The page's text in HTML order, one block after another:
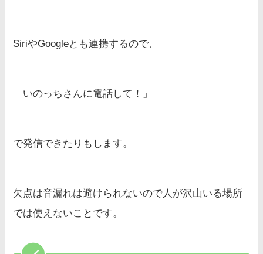
SiriやGoogleとも連携するので、
「いのっちさんに電話して！」
で発信できたりもします。
欠点は音漏れは避けられないので人が沢山いる場所
では使えないことです。